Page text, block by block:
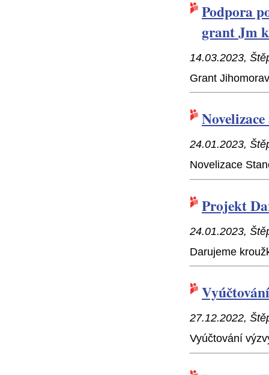
Podpora
grant Jm
14.03.2023,
Grant
24.01.2023,
Novelizace
Projekt
24.01.2023,
Darujeme
27.12.2022,
Vyúčtování